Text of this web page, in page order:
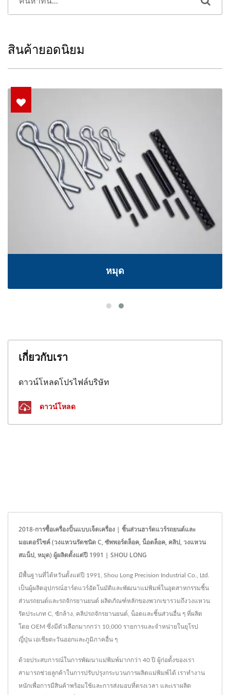
สินค้ายอดนิยม
หมุด
เกี่ยวกับเรา
ดาวน์โหลดโปรไฟล์บริษัท
ดาวน์โหลด
2018-การซื้อเครื่องปั้นแบบเจ็ดเครื่อง | ชิ้นส่วนฮาร์ดแวร์รถยนต์และ
มอเตอร์ไซค์ (วงแหวนรัดชนิด C, ซัพพอร์ตล็อค, น็อตล็อค, คลิป, วงแหวน
สแน็ป, หมุด) ผู้ผลิตตั้งแต่ปี 1991 | SHOU LONG
มีพื้นฐานที่ไต้หวันตั้งแต่ปี 1991, Shou Long Precision Industrial Co., Ltd.
เป็นผู้ผลิตอุปกรณ์ฮาร์ดแวร์อัตโนมัติและพัฒนาแม่พิมพ์ในอุตสาหกรรมชิ้น
ส่วนรถยนต์และรถจักรยานยนต์ ผลิตภัณฑ์หลักของพวกเขารวมถึงวงแหวน
รัดประเภท C, ซักล้าง, คลิปรถจักรยานยนต์, น็อตและชิ้นส่วนอื่น ๆ ที่ผลิต
โดย OEM ซึ่งมีตัวเลือกมากกว่า 10,000 รายการและจำหน่ายในยุโรป
ญี่ปุ่น เอเชียตะวันออกและภูมิภาคอื่น ๆ
ด้วยประสบการณ์ในการพัฒนาแม่พิมพ์มากกว่า 40 ปี ผู้ก่อตั้งของเรา
สามารถช่วยลูกค้าในการปรับปรุงกระบวนการผลิตแม่พิมพ์ได้ เราทำงาน
หนักเพื่อการมีสินค้าพร้อมใช้และการส่งมอบที่ตรงเวลา และเราผลิต